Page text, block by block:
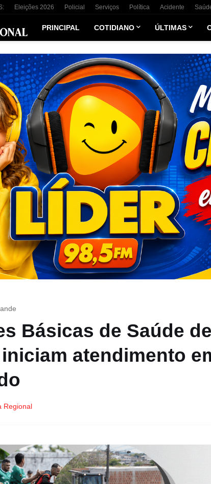
Eleições 2026 Policial Serviços Política Acidente
PRINCIPAL COTIDIANO ÚLTIMAS
Básicas de Saúde
atendimento
Regional